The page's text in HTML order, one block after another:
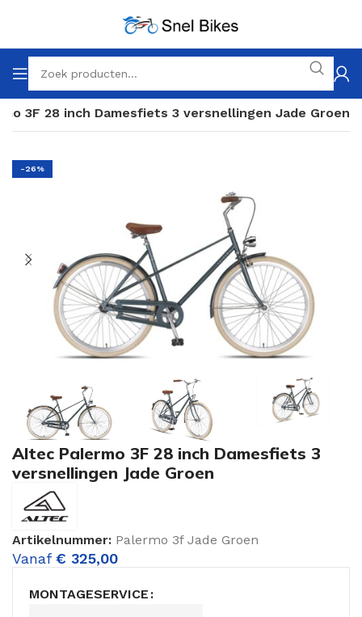
3F 28 inch Damesfiets 3 versnellingen Jade Groen
-26%
Altec Palermo 3F 28 inch Damesfiets 3
versnellingen Jade Groen
Artikelnummer: Palermo 3f Jade Groen
Vanaf € 325,00
MONTAGESERVICE